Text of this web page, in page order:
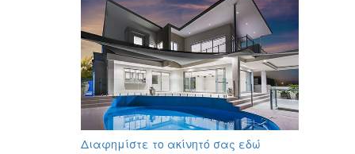
Διαφημίστε το ακίνητό σας εδώ